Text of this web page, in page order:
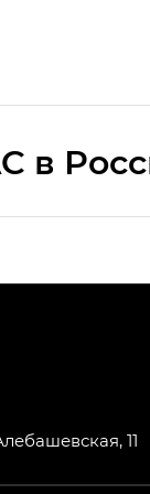
в
Ти (HYPTEC
11